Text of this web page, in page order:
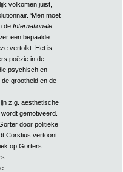
volkomen juist,
‘Men moet
de Internationale
een bepaalde
vertolkt. Het is
poëzie in de
psychisch en
grootheid en de
z.g. aesthetische
gemotiveerd.
door politieke
Corstius vertoont
op Gorters